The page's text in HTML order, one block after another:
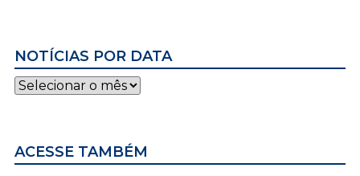
NOTÍCIAS POR DATA
Notícias
por
ACESSE TAMBÉM